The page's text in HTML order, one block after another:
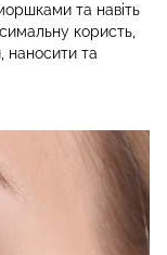
та навіть
користь,
наносити та